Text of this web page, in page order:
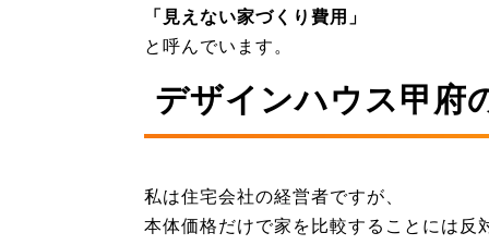
「見えない家づくり費用」
と呼んでいます。
デザインハウス甲府
私は住宅会社の経営者ですが、
本体価格だけで家を比較することには反